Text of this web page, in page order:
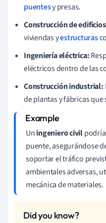
puentesy presas.
Construcción de
viviendas yestructuras
Ingeniería eléctrica:
eléctricos dentro de las
Construcción industrial:
de plantas y fábricas
Uningeniero civil
puente, asegurándose
soportar el tráfico
ambientales adversas,
mecánica de materiales.